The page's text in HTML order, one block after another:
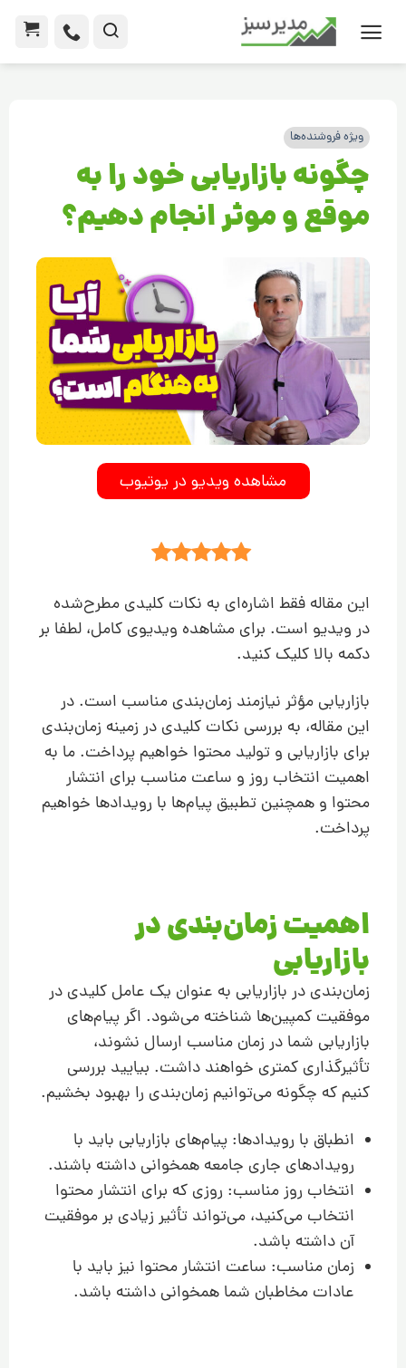
ویژه فروشنده‌ها
چگونه بازاریابی خود را به
موقع و موثر انجام دهیم؟
مشاهده ویدیو در یوتیوب
این مقاله فقط اشاره‌ای به نکات کلیدی مطرح‌شده
در ویدیو است. برای مشاهده ویدیوی کامل، لطفا بر
دکمه بالا کلیک کنید.
بازاریابی مؤثر نیازمند زمان‌بندی مناسب است. در
این مقاله، به بررسی نکات کلیدی در زمینه زمان‌بندی
برای بازاریابی و تولید محتوا خواهیم پرداخت. ما به
اهمیت انتخاب روز و ساعت مناسب برای انتشار
محتوا و همچنین تطبیق پیام‌ها با رویدادها خواهیم
پرداخت.
اهمیت زمان‌بندی در
بازاریابی
زمان‌بندی در بازاریابی به عنوان یک عامل کلیدی در
موفقیت کمپین‌ها شناخته می‌شود. اگر پیام‌های
بازاریابی شما در زمان مناسب ارسال نشوند،
تأثیرگذاری کمتری خواهند داشت. بیایید بررسی
کنیم که چگونه می‌توانیم زمان‌بندی را بهبود بخشیم.
انطباق با رویدادها: پیام‌های بازاریابی باید با
رویدادهای جاری جامعه همخوانی داشته باشند.
انتخاب روز مناسب: روزی که برای انتشار محتوا
انتخاب می‌کنید، می‌تواند تأثیر زیادی بر موفقیت
آن داشته باشد.
زمان مناسب: ساعت انتشار محتوا نیز باید با
عادات مخاطبان شما همخوانی داشته باشد.